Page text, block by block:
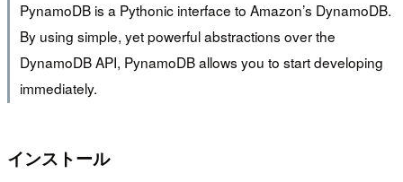
PynamoDB is a Pythonic interface to Amazon’s DynamoDB.
By using simple, yet powerful abstractions over the
DynamoDB API, PynamoDB allows you to start developing
immediately.
インストール